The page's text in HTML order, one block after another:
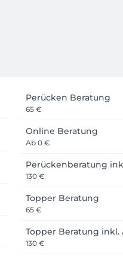
Perücken Beratung
65 €
Online Beratung
Ab 0 €
Perückenberatung
130 €
Topper Beratung
65 €
Topper Beratung inkl.
130 €